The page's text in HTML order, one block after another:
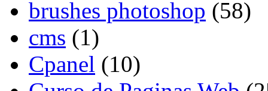
brushes photoshop (58)
cms (1)
Cpanel (10)